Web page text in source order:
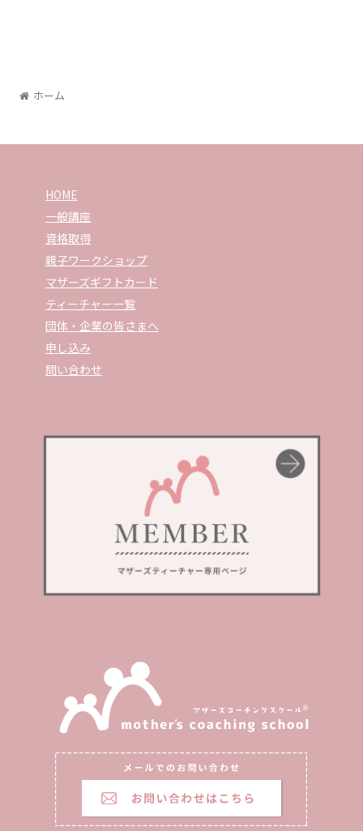
ホーム
HOME
一般講座
資格取得
親子ワークショップ
マザーズギフトカード
ティーチャー一覧
団体・企業の皆さまへ
申し込み
問い合わせ